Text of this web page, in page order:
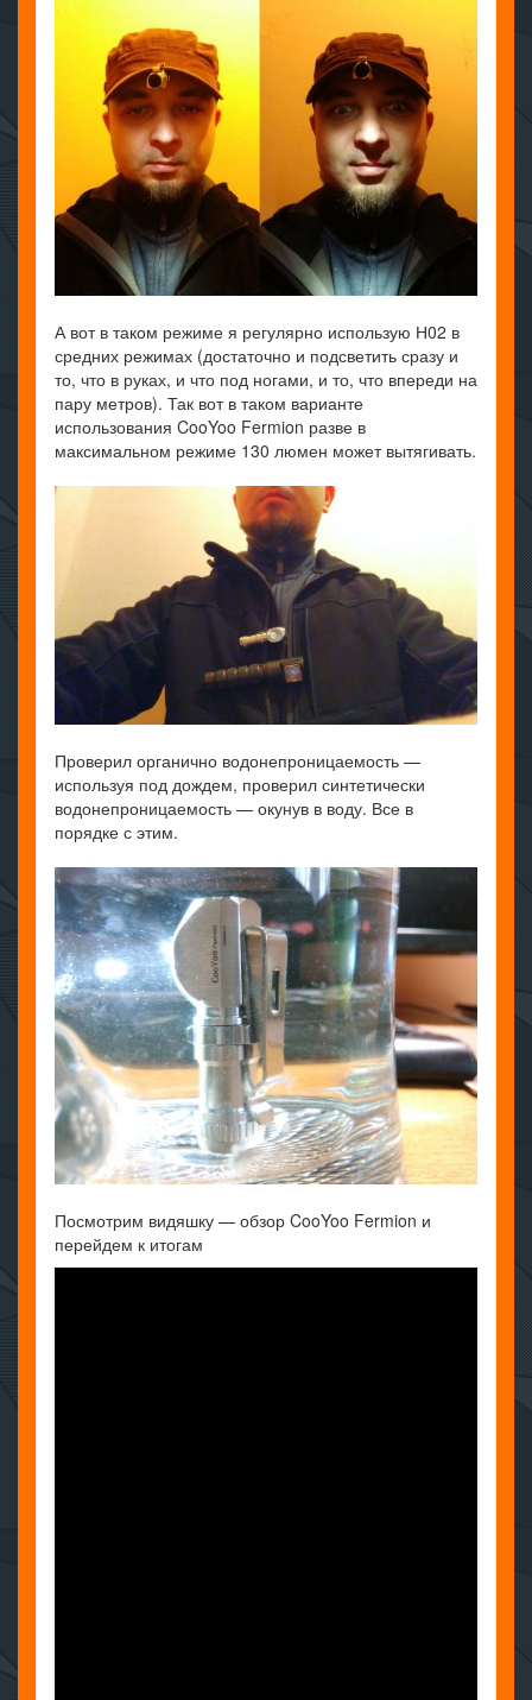
А вот в таком режиме я регулярно использую Н02 в
средних режимах (достаточно и подсветить сразу и
то, что в руках, и что под ногами, и то, что впереди на
пару метров). Так вот в таком варианте
использования CooYoo Fermion разве в
максимальном режиме 130 люмен может вытягивать.
Проверил органично водонепроницаемость —
используя под дождем, проверил синтетически
водонепроницаемость — окунув в воду. Все в
порядке с этим.
Посмотрим видяшку — обзор CooYoo Fermion и
перейдем к итогам